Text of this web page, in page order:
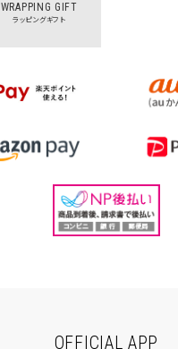
WRAPPING GIFT
ラッピングギフト
OFFICIAL APP